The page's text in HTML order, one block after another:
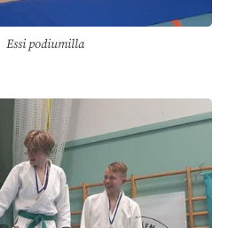
Essi podiumilla